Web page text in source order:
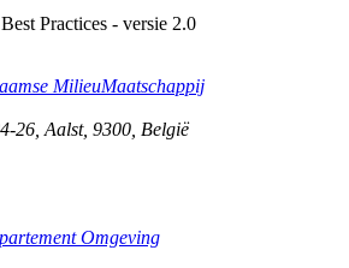
Practices - versie 2.0
MilieuMaatschappij
26 Aalst, 9300 België
Omgeving